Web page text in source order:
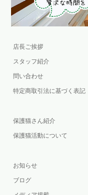
店長ご挨拶
スタッフ紹介
問い合わせ
特定商取引法に基づく表記
保護猫さん紹介
保護猫活動について
お知らせ
ブログ